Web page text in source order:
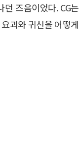
즈음이었다. CG는
괴와 귀신을 어떻게